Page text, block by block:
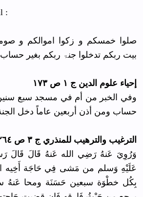
:
صلوا خمسكم و زكوا اموالكم و
بيت ربكم تدخلوا جنۃ ربكم بغير حساب
إحياء علوم الدين ج ١ ص ١٧٣
وفي الخبر من أم في مسجد سبع سنين
حساب ومن أذن أربعين عاماً دخل
الترغيب والترهيب للمنذري ج ٣ ص ٢٦٤
وَرُوِيَ عَنهُ رَضِي الله عَنهُ قَالَ قَالَ
عَلَيْهِ وَسلم من مَشى فِي حَاجَة أَخِيه
بِكُل خطْوَة سبعين حَسَنَة ومحا عَنهُ